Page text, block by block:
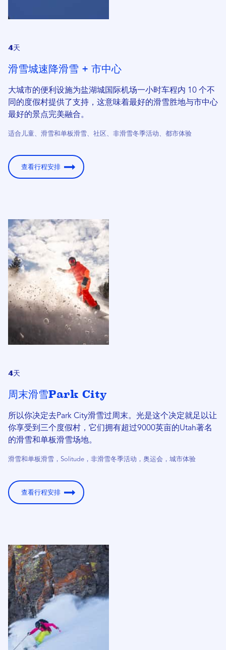
4天
滑雪城速降滑雪 + 市中心
大城市的便利设施为盐湖城国际机场一小时车程内 10 个不
同的度假村提供了支持，这意味着最好的滑雪胜地与市中心
最好的景点完美融合。
适合儿童、滑雪和单板滑雪、社区、非滑雪冬季活动、都市体验
查看行程安排
4天
周末滑雪Park City
所以你决定去Park City滑雪过周末。光是这个决定就足以让
你享受到三个度假村，它们拥有超过9000英亩的Utah著名
的滑雪和单板滑雪场地。
滑雪和单板滑雪，Solitude，非滑雪冬季活动，奥运会，城市体验
查看行程安排